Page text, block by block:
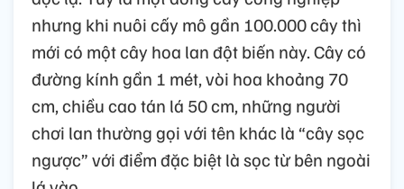
nhưng khi nuôi cấy mô gần 100.000 cây thì
mới có một cây hoa lan đột biến này. Cây có
đường kính gần 1 mét, vòi hoa khoảng 70
cm, chiều cao tán lá 50 cm, những người
chơi lan thường gọi với tên khác là “cây sọc
ngược” với điểm đặc biệt là sọc từ bên ngoài